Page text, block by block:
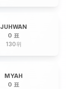
JUHWAN
0 표
130위
MYAH
0 표